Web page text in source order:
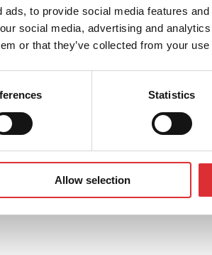
to provide social media features
social media, advertising and
or that they’ve collected from your
Statistics
Allow selection
produkter eller tjenester